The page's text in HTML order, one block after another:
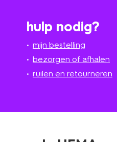
hulp nodig?
mijn bestelling
bezorgen of afhalen
ruilen en retourneren